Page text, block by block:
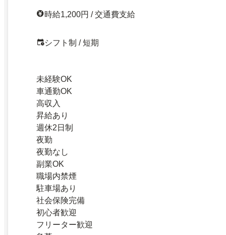
時給1,200円 / 交通費支給
シフト制 / 短期
未経験OK
車通勤OK
高収入
昇給あり
週休2日制
夜勤
夜勤なし
副業OK
職場内禁煙
駐車場あり
社会保険完備
初心者歓迎
フリーター歓迎